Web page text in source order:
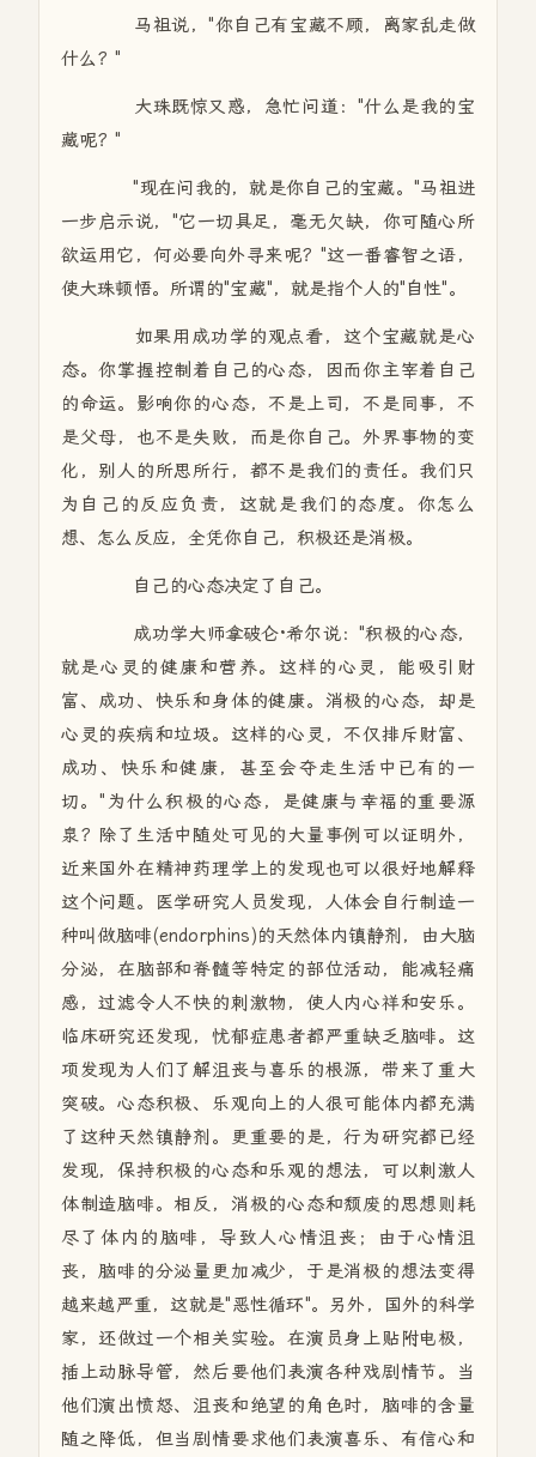
马祖说，"你自己有宝藏不顾，离家乱走做
什么？"
大珠既惊又惑，急忙问道："什么是我的宝
藏呢？"
"现在问我的，就是你自己的宝藏。"马祖进
一步启示说，"它一切具足，毫无欠缺，你可随心所
欲运用它，何必要向外寻来呢？"这一番睿智之语，
使大珠顿悟。所谓的"宝藏"，就是指个人的"自性"。
如果用成功学的观点看，这个宝藏就是心
态。你掌握控制着自己的心态，因而你主宰着自己
的命运。影响你的心态，不是上司，不是同事，不
是父母，也不是失败，而是你自己。外界事物的变
化，别人的所思所行，都不是我们的责任。我们只
为自己的反应负责，这就是我们的态度。你怎么
想、怎么反应，全凭你自己，积极还是消极。
自己的心态决定了自己。
成功学大师拿破仑·希尔说："积极的心态，
就是心灵的健康和营养。这样的心灵，能吸引财
富、成功、快乐和身体的健康。消极的心态，却是
心灵的疾病和垃圾。这样的心灵，不仅排斥财富、
成功、快乐和健康，甚至会夺走生活中已有的一
切。"为什么积极的心态，是健康与幸福的重要源
泉？除了生活中随处可见的大量事例可以证明外，
近来国外在精神药理学上的发现也可以很好地解释
这个问题。医学研究人员发现，人体会自行制造一
种叫做脑啡(endorphins)的天然体内镇静剂，由大脑
分泌，在脑部和脊髓等特定的部位活动，能减轻痛
感，过滤令人不快的刺激物，使人内心祥和安乐。
临床研究还发现，忧郁症患者都严重缺乏脑啡。这
项发现为人们了解沮丧与喜乐的根源，带来了重大
突破。心态积极、乐观向上的人很可能体内都充满
了这种天然镇静剂。更重要的是，行为研究都已经
发现，保持积极的心态和乐观的想法，可以刺激人
体制造脑啡。相反，消极的心态和颓废的思想则耗
尽了体内的脑啡，导致人心情沮丧；由于心情沮
丧，脑啡的分泌量更加减少，于是消极的想法变得
越来越严重，这就是"恶性循环"。另外，国外的科学
家，还做过一个相关实验。在演员身上贴附电极，
插上动脉导管，然后要他们表演各种戏剧情节。当
他们演出愤怒、沮丧和绝望的角色时，脑啡的含量
随之降低，但当剧情要求他们表演喜乐、有信心和